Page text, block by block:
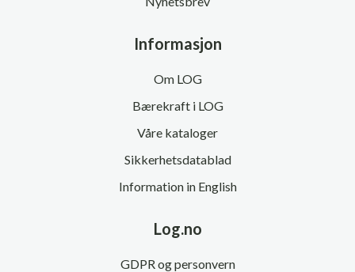
Informasjon
Om LOG
Bærekraft i LOG
Våre kataloger
Sikkerhetsdatablad
Information in English
Log.no
GDPR og personvern